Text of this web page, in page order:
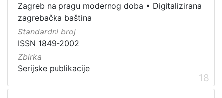
Zagreb na pragu modernog doba • Digitalizirana
zagrebačka baština
Standardni broj
ISSN 1849-2002
Zbirka
Serijske publikacije
18